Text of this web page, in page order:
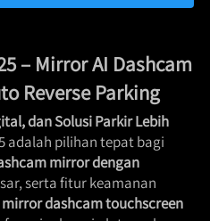
– Mirror AI Dashcam
Reverse Parking
dan Solusi Parkir Lebih
adalah pilihan tepat bagi
mirror dengan
serta fitur keamanan
mirror dashcam touchscreen